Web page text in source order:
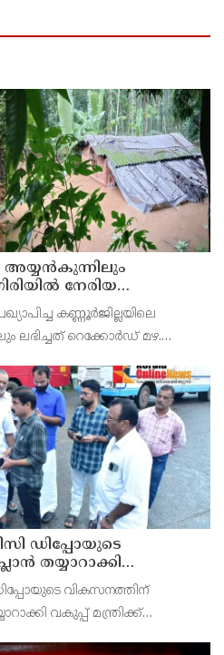
അയ്യൻകുന്നിലും
നേരിയ
മാറ്റി
കണ്ണൂർജില്ലയിലെ
ലഭിച്ചത് റെക്കോർഡ് മഴ.
ഡിപ്പോയുടെ
തയ്യാറാക്കി
മോഹനൻ എം എൽ എ
വികസനത്തിന്
വകുപ്പ് മന്ത്രിക്ക്